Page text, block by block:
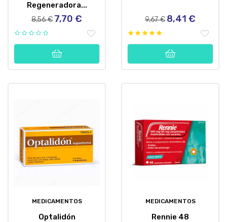
Regeneradora...
Precio
8,56 € Precio
7,70 €
Precio
9,67 € Precio
8,41 €
MEDICAMENTOS
Optalidón
MEDICAMENTOS
Rennie 48